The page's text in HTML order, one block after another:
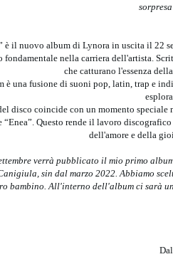
è il nuovo album di Lynora in uscita il 22
fondamentale nella carriera dell'artista.
che catturano l'essenza
è una fusione di suoni pop, latin, trap e
disco coincide con un momento
“Enea”. Questo rende il lavoro
dell'amore e della
verrà pubblicato il mio primo
sin dal marzo 2022. Abbiamo
bambino. All'interno dell'album ci sarà